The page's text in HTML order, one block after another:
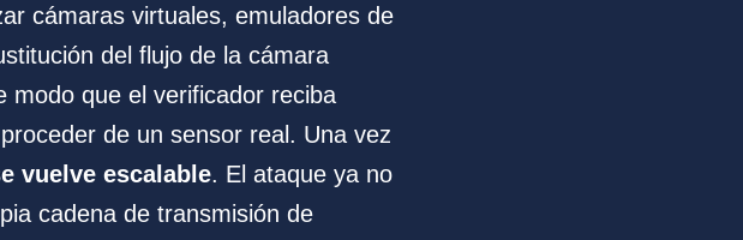
cámaras virtuales, emuladores de
del flujo de la cámara
modo que el verificador reciba
de un sensor real. Una vez
vuelve escalable. El ataque ya no
cadena de transmisión de